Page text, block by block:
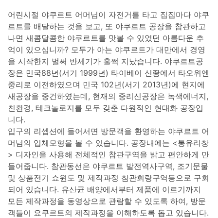
어린시절 야쿠르트 어머님이 자전거를 타고 집집마다 야쿠
르트를 배달하는 것을 보고, 또 야쿠르트 공장을 참관하고
나면 새콤달콤한 야쿠르트를 맛볼 수 있었던 아름다운 추
억이 있으십니까? 모두가 아는 야쿠르트가 대만에서 경영
을 시작한지 벌써 반세기가 훌쩍 지났습니다. 야쿠르트공
장은 민국88년(서기 1999년) 타이베이 신좡에서 타오위엔
중리로 이전하였으며 민국 102년(서기 2013년)에 현지에
새공장을 중건하였는데, 현재의 중리신공장은 녹색에너지,
친환경, 테크놀로지를 모두 갖춘 다원적인 현대화 공장입
니다.
입구의 리셉션에 들어서면 방문객을 환영하는 야쿠르트 어
머님의 입체모형을 볼 수 있습니다. 공장내에는 <통유리창
> 디자인을 사용해 전체적인 참관구역을 밝고 편안하게 만
들어줍니다. 참관동선은 야쿠르트 발전역사구역, 조기문물
및 상품전기 쇼윈도 및 제작과정 참관회랑구역등으로 구회
되어 있습니다. 유산균 배양에서부터 제품에 이르기까지
모든 제작과정을 동영상으로 관람할 수 있도록 하여, 방문
객들이 요쿠르트의 제작과정을 이해하도록 돕고 있습니다.